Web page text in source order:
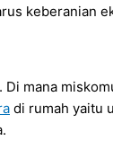
keberanian
mana
di rumah yaitu